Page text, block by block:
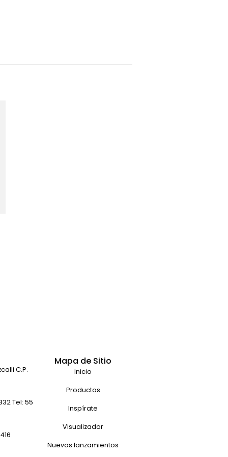
C.P.
Tel: 55
Mapa de Sitio
Inicio
Productos
Inspírate
Visualizador
Nuevos lanzamientos